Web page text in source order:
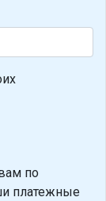
по
платежные